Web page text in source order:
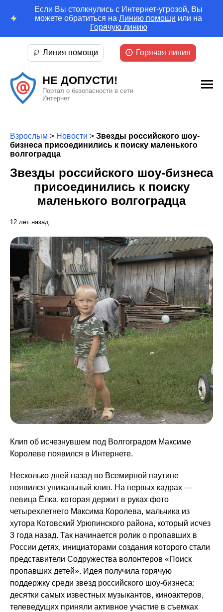
Если Вы столкнулись с Интернет-угрозой, Вы
можете обратиться на Линию помощи или на
Горячую линию
НЕ ДОПУСТИ!
Портал о безопасности в сети
Интернет
Линия помощи Горячая линия
Взрослым > Новости > Звезды российского шоу-
бизнеса присоединились к поиску маленького
волгоградца
Звезды российского шоу-бизнеса
присоединились к поиску
маленького волгоградца
12 лет назад
Клип об исчезнувшем под Волгоградом Максиме
Королеве появился в Интернете.
Несколько дней назад во Всемирной паутине
появился уникальный клип. На первых кадрах —
певица Ёлка, которая держит в руках фото
четырехлетнего Максима Королева, мальчика из
хутора Котовский Урюпинского района, который исчез
3 года назад. Так начинается ролик о пропавших в
России детях, инициаторами создания которого стали
представители Содружества волонтеров «Поиск
пропавших детей». Идея получила горячую
поддержку среди звезд российского шоу-бизнеса:
десятки самых известных музыкантов, киноактеров,
телеведущих приняли активное участие в съемках